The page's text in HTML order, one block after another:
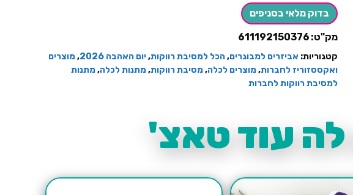
אנגלית
בדוק מלאי בסניפים
מק"ט: 611192150376
קטגוריות: אביזרים למבוגרים,הכל למסיבת רווקות,יום האהבה 2026 ,מוצרים
ואקססזוריז לחברות,מוצרים לכלה,מסיבת רווקות,מתנות לכלה,מתנות
למסיבת רווקות לחברות
עוד טאצ'